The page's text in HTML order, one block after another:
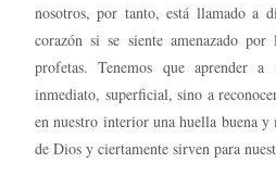
nosotros, por tanto, está llamado a
corazón si se siente amenazado
profetas. Tenemos que aprender
inmediato, superficial, sino a
en nuestro interior una huella buena y
de Dios y ciertamente sirven para